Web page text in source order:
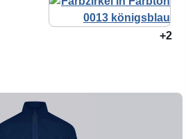
+2